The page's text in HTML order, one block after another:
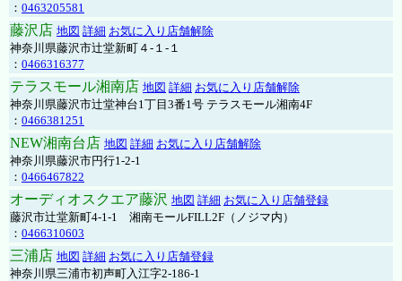
： 0463205581
藤沢店 地図 詳細 お気に入り店舗解除
神奈川県藤沢市辻堂新町４-１-１
： 0466316377
テラスモール湘南店 地図 詳細 お気に入り店舗解除
神奈川県藤沢市辻堂神台1丁目3番1号 テラスモール湘南4F
： 0466381251
NEW湘南台店 地図 詳細 お気に入り店舗解除
神奈川県藤沢市円行1-2-1
： 0466467822
オーディオスクエア藤沢 地図 詳細 お気に入り店舗登録
藤沢市辻堂新町4-1-1 湘南モールFILL2F（ノジマ内）
： 0466310603
三浦店 地図 詳細 お気に入り店舗登録
神奈川県三浦市初声町入江字2-186-1